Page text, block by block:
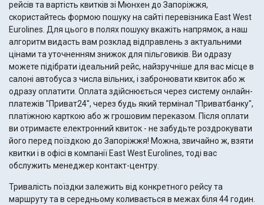
рейсів та вартість квитків зі Мюнхен до Запоріжжя,
скористайтесь формою пошуку на сайті перевізника East West
Eurolines. Для цього в полях пошуку вкажіть напрямок, а наш
алгоритм видасть вам розклад відправлень з актуальними
цінами та уточненням знижок для пільговиків. Ви одразу
можете підібрати ідеальний рейс, найзручніше для вас місце в
салоні автобуса з числа вільних, і забронювати квиток або ж
одразу оплатити. Оплата здійснюється через систему онлайн-
платежів "Приват24", через будь який термінал "Приватбанку",
платіжною карткою або ж грошовим переказом. Після оплати
ви отримаєте електронний квиток - не забудьте роздрокувати
його перед поїздкою до Запоріжжя! Можна, звичайно ж, взяти
квитки і в офісі в компанії East West Eurolines, тоді вас
обслужить менеджер контакт-центру.
Тривалість поїздки залежить від конкретного рейсу та
маршруту та в середньому коливається в межах біля 44 годин.